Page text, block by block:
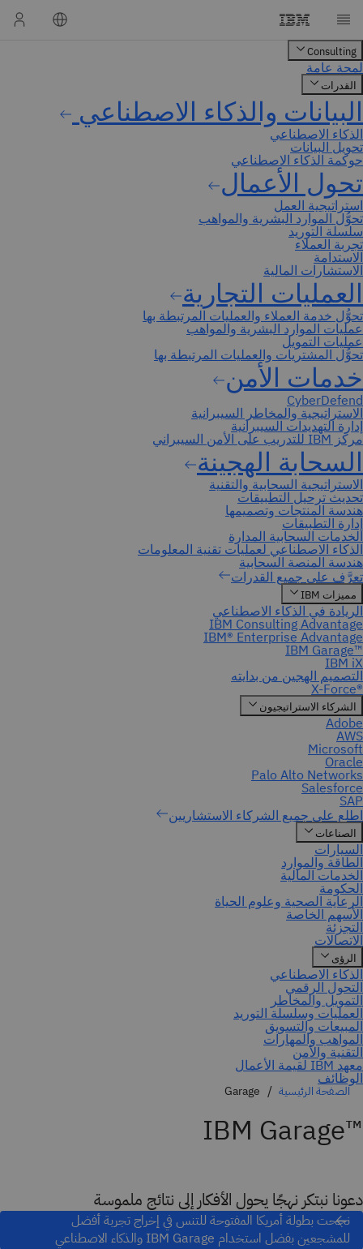
الصفحة الرئيسية Garage
™IBM Garage
دعونا نبتكر نهجًا يحول الأفكار إلى نتائج ملموسة
نجحت بطولة أمريكا المفتوحة للتنس في إخراج تجربة أفضل
للمشجعين بفضل استخدام IBM Garage والذكاء الاصطناعي